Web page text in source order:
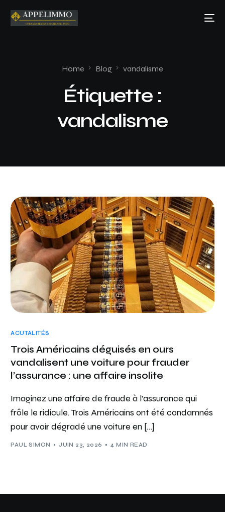
Home Blog vandalisme
Étiquette :
vandalisme
ACUTALITÉS
Trois Américains déguisés en ours
vandalisent une voiture pour frauder
l’assurance : une affaire insolite
Imaginez une affaire de fraude à l’assurance qui
frôle le ridicule. Trois Américains ont été condamnés
pour avoir dégradé une voiture en […]
PAUL SIMON JUIN 23, 2026 4 MIN READ